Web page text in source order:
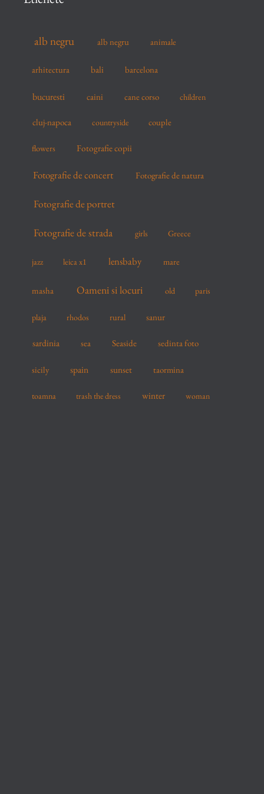
alb negru alb negru animale
arhitectura bali barcelona
bucuresti caini cane corso children
cluj-napoca countryside couple
flowers Fotografie copii
Fotografie de concert Fotografie de natura
Fotografie de portret
Fotografie de strada girls Greece
jazz leica x1 lensbaby mare
masha Oameni si locuri old paris
plaja rhodos rural sanur
sardinia sea Seaside sedinta foto
sicily spain sunset taormina
toamna trash the dress winter woman